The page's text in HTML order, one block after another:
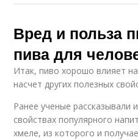
Вред и польза
пива для
Итак, пиво хорошо влияет
насчет других полезных
Ранее ученые рассказывали
свойствах популярного
хмеле, из которого и